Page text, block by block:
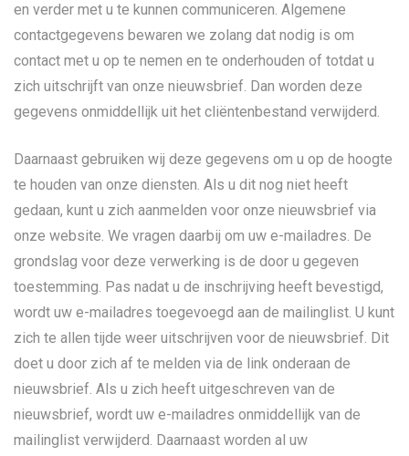
en verder met u te kunnen communiceren. Algemene
contactgegevens bewaren we zolang dat nodig is om
contact met u op te nemen en te onderhouden of totdat u
zich uitschrijft van onze nieuwsbrief. Dan worden deze
gegevens onmiddellijk uit het cliëntenbestand verwijderd.
Daarnaast gebruiken wij deze gegevens om u op de hoogte
te houden van onze diensten. Als u dit nog niet heeft
gedaan, kunt u zich aanmelden voor onze nieuwsbrief via
onze website. We vragen daarbij om uw e-mailadres. De
grondslag voor deze verwerking is de door u gegeven
toestemming. Pas nadat u de inschrijving heeft bevestigd,
wordt uw e-mailadres toegevoegd aan de mailinglist. U kunt
zich te allen tijde weer uitschrijven voor de nieuwsbrief. Dit
doet u door zich af te melden via de link onderaan de
nieuwsbrief. Als u zich heeft uitgeschreven van de
nieuwsbrief, wordt uw e-mailadres onmiddellijk van de
mailinglist verwijderd. Daarnaast worden al uw